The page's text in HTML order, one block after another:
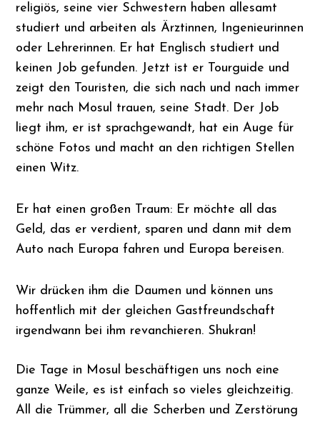
religiös, seine vier Schwestern haben allesamt
studiert und arbeiten als Ärztinnen, Ingenieurinnen
oder Lehrerinnen. Er hat Englisch studiert und
keinen Job gefunden. Jetzt ist er Tourguide und
zeigt den Touristen, die sich nach und nach immer
mehr nach Mosul trauen, seine Stadt. Der Job
liegt ihm, er ist sprachgewandt, hat ein Auge für
schöne Fotos und macht an den richtigen Stellen
einen Witz.
Er hat einen großen Traum: Er möchte all das
Geld, das er verdient, sparen und dann mit dem
Auto nach Europa fahren und Europa bereisen.
Wir drücken ihm die Daumen und können uns
hoffentlich mit der gleichen Gastfreundschaft
irgendwann bei ihm revanchieren. Shukran!
Die Tage in Mosul beschäftigen uns noch eine
ganze Weile, es ist einfach so vieles gleichzeitig.
All die Trümmer, all die Scherben und Zerstörung